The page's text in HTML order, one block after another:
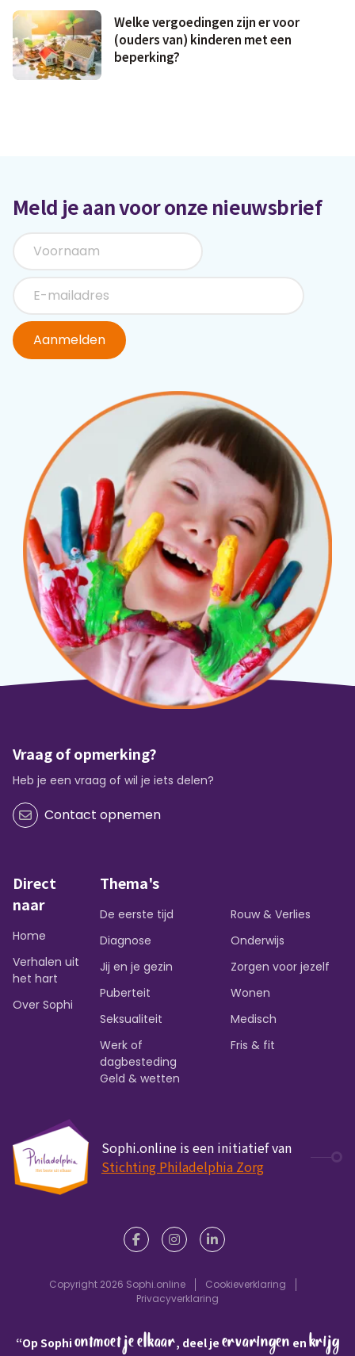
Welke vergoedingen zijn er voor
(ouders van) kinderen met een
beperking?
Meld je aan voor onze nieuwsbrief
Aanmelden
Vraag of opmerking?
Heb je een vraag of wil je iets delen?
Contact opnemen
Direct
naar
Home
Verhalen uit
het hart
Over Sophi
Thema's
De eerste tijd
Diagnose
Jij en je gezin
Puberteit
Seksualiteit
Werk of
dagbesteding
Rouw & Verlies
Onderwijs
Zorgen voor jezelf
Wonen
Medisch
Fris & fit
Geld & wetten
Sophi.online is een initiatief van
Stichting Philadelphia Zorg
Copyright 2026 Sophi.online
Cookieverklaring
Privacyverklaring
“Op Sophiontmoet je elkaar, deel je ervaringen en krijg